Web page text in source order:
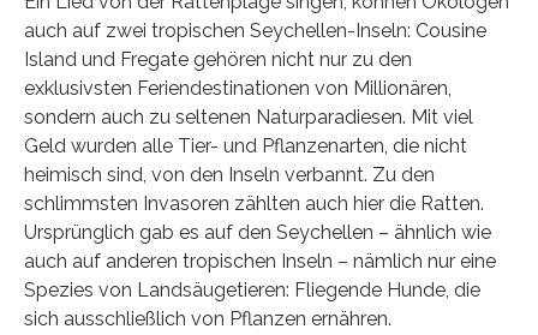
auch auf zwei tropischen Seychellen-Inseln: Cousine
Island und Fregate gehören nicht nur zu den
exklusivsten Feriendestinationen von Millionären,
sondern auch zu seltenen Naturparadiesen. Mit viel
Geld wurden alle Tier- und Pflanzenarten, die nicht
heimisch sind, von den Inseln verbannt. Zu den
schlimmsten Invasoren zählten auch hier die Ratten.
Ursprünglich gab es auf den Seychellen – ähnlich wie
auch auf anderen tropischen Inseln – nämlich nur eine
Spezies von Landsäugetieren: Fliegende Hunde, die
sich ausschließlich von Pflanzen ernähren.